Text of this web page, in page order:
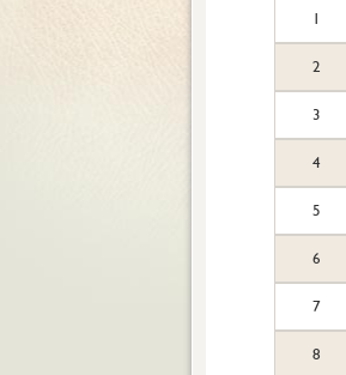
1
2
3
4
5
6
7
8